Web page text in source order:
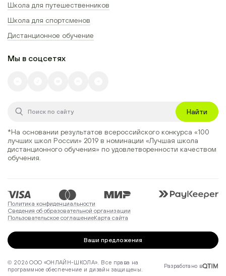
Школа для путешественников
Школа для спортсменов
Дистанционное обучение
Мы в соцсетях
Найти
*На основании результатов всероссийского конкурса «100
лучших школ России» 2019 в номинации «Лучшая школа
дистанционного обучения» по удовлетворенности качеством
обучения.
Политика конфиденциальности
Сведения об образовательной организации
Пользовательское соглашениеКарта сайта
Ваши предложения
© 2026 ООО «ОНЛАЙН-ШКОЛА». Все права на
программное обеспечение и дизайн защищены.
Разработано в